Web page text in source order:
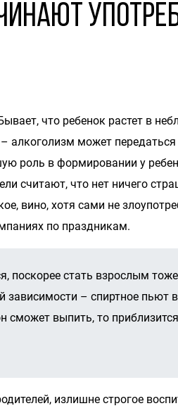
что ребенок растет в
алкоголизм может передаться
роль в формировании у
считают, что нет ничего
вино, хотя сами не
по праздникам.
поскорее стать взрослым
зависимости – спиртное пьют
сможет выпить, то
излишне строгое